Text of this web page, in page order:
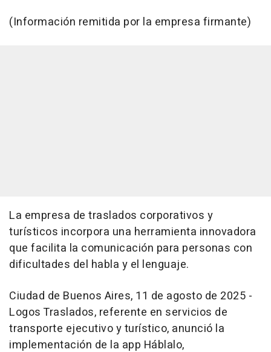
(Información remitida por la empresa firmante)
La empresa de traslados corporativos y
turísticos incorpora una herramienta innovadora
que facilita la comunicación para personas con
dificultades del habla y el lenguaje.
Ciudad de Buenos Aires, 11 de agosto de 2025 -
Logos Traslados, referente en servicios de
transporte ejecutivo y turístico, anunció la
implementación de la app Háblalo,